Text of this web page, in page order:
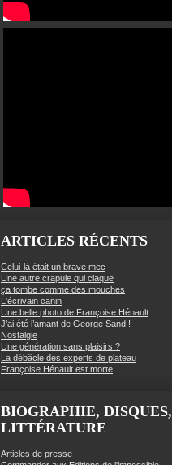
ARTICLES RÉCENTS
Celui-là était un brave mec
Une autre crapule qui claque
ça tombe comme des mouches
L'écrivain canin
Une belle photo de Françoise Hénault
J’ai été l’amant de George Sand !
Nostalgie
Une génération sans plaisirs ?
La débâcle des experts de plateau
Françoise Hénault est morte
BIOGRAPHIE, DISQUES,
LITTÉRATURE
Articles de presse